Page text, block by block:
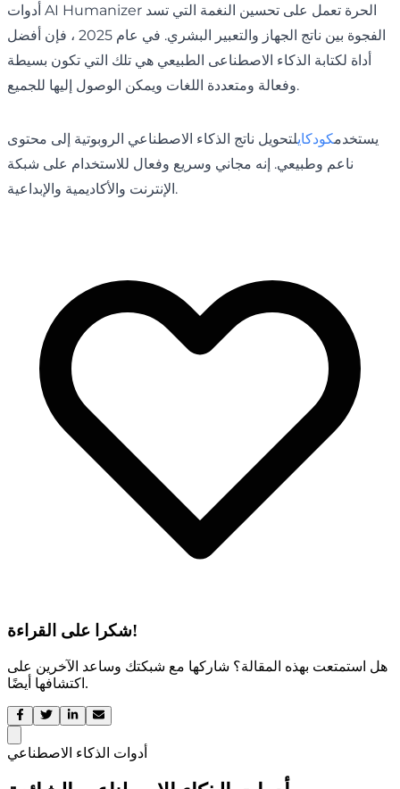
أدوات AI Humanizer الحرة تعمل على تحسين النغمة التي تسد
الفجوة بين ناتج الجهاز والتعبير البشري. في عام 2025 ، فإن أفضل
أداة لكتابة الذكاء الاصطناعى الطبيعي هي تلك التي تكون بسيطة
وفعالة ومتعددة اللغات ويمكن الوصول إليها للجميع.
يستخدمكودكايلتحويل ناتج الذكاء الاصطناعي الروبوتية إلى محتوى
ناعم وطبيعي. إنه مجاني وسريع وفعال للاستخدام على شبكة
الإنترنت والأكاديمية والإبداعية.
شكرا على القراءة!
هل استمتعت بهذه المقالة؟ شاركها مع شبكتك وساعد الآخرين على
اكتشافها أيضًا.
أدوات الذكاء الاصطناعي